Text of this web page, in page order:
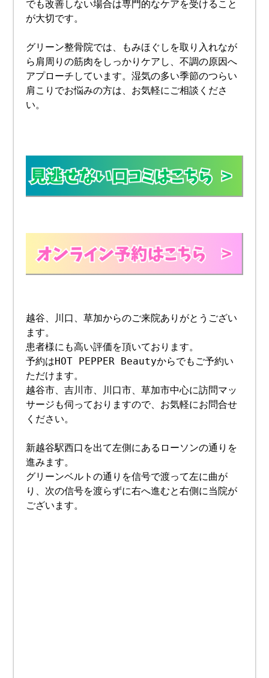
でも改善しない場合は専門的なケアを受けること
が大切です。
グリーン整骨院では、もみほぐしを取り入れなが
ら肩周りの筋肉をしっかりケアし、不調の原因へ
アプローチしています。湿気の多い季節のつらい
肩こりでお悩みの方は、お気軽にご相談くださ
い。
越谷、川口、草加からのご来院ありがとうござい
ます。
患者様にも高い評価を頂いております。
予約はHOT PEPPER Beautyからでもご予約い
ただけます。
越谷市、吉川市、川口市、草加市中心に訪問マッ
サージも伺っておりますので、お気軽にお問合せ
ください。
新越谷駅西口を出て左側にあるローソンの通りを
進みます。
グリーンベルトの通りを信号で渡って左に曲が
り、次の信号を渡らずに右へ進むと右側に当院が
ございます。